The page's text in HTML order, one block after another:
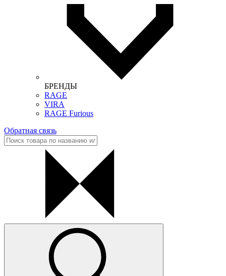
БРЕНДЫ
RAGE
VIRA
RAGE Furious
Обратная связь